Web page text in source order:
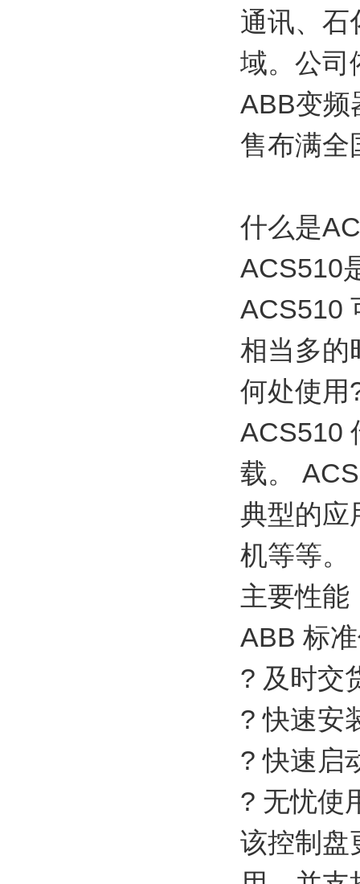
通讯、石
域。公司
ABB变频
售布满全
什么是
ACS510
ACS510
相当多的
何处使用
ACS510
载。
典型的应
机等等。
主要性能
ABB 标
? 及时交
? 快速安
? 快速启
? 无忧使
该控制盘